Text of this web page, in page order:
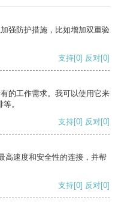
强防护措施，比如增加双重验
支持[0] 反对[0]
的工作需求。我可以使用它来
。
支持[0] 反对[0]
高速度和安全性的连接，并帮
支持[0] 反对[0]